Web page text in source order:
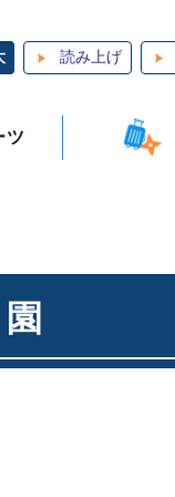
読み上げ
ツ